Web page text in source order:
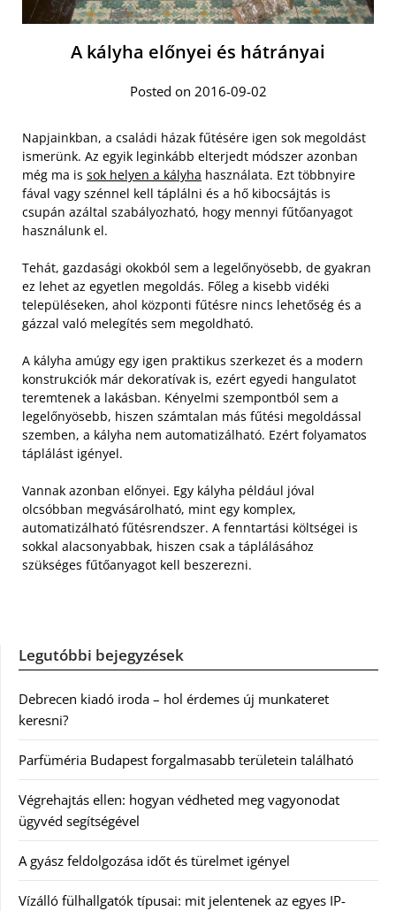
A kályha előnyei és hátrányai
Posted on 2016-09-02
Napjainkban, a családi házak fűtésére igen sok megoldást
ismerünk. Az egyik leginkább elterjedt módszer azonban
még ma is sok helyen a kályha használata. Ezt többnyire
fával vagy szénnel kell táplálni és a hő kibocsájtás is
csupán azáltal szabályozható, hogy mennyi fűtőanyagot
használunk el.
Tehát, gazdasági okokból sem a legelőnyösebb, de gyakran
ez lehet az egyetlen megoldás. Főleg a kisebb vidéki
településeken, ahol központi fűtésre nincs lehetőség és a
gázzal való melegítés sem megoldható.
A kályha amúgy egy igen praktikus szerkezet és a modern
konstrukciók már dekoratívak is, ezért egyedi hangulatot
teremtenek a lakásban. Kényelmi szempontból sem a
legelőnyösebb, hiszen számtalan más fűtési megoldással
szemben, a kályha nem automatizálható. Ezért folyamatos
táplálást igényel.
Vannak azonban előnyei. Egy kályha például jóval
olcsóbban megvásárolható, mint egy komplex,
automatizálható fűtésrendszer. A fenntartási költségei is
sokkal alacsonyabbak, hiszen csak a táplálásához
szükséges fűtőanyagot kell beszerezni.
Legutóbbi bejegyzések
Debrecen kiadó iroda – hol érdemes új munkateret
keresni?
Parfüméria Budapest forgalmasabb területein található
Végrehajtás ellen: hogyan védheted meg vagyonodat
ügyvéd segítségével
A gyász feldolgozása időt és türelmet igényel
Vízálló fülhallgatók típusai: mit jelentenek az egyes IP-